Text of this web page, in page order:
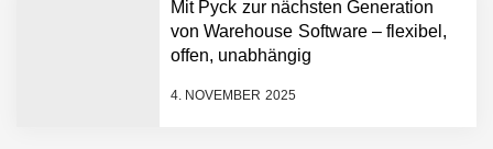
Mit Pyck zur nächsten Generation
von Warehouse Software – flexibel,
offen, unabhängig
4. NOVEMBER 2025
Maximilian Mack von Pyck